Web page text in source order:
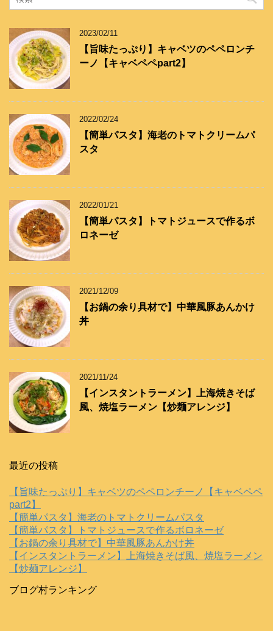
リ
2023/02/11
【旨味たっぷり】キャベツのペペロンチ
ーノ【キャベペペpart2】
2022/02/24
【簡単パスタ】海老のトマトクリームパ
スタ
2022/01/21
【簡単パスタ】トマトジュースで作るボ
ロネーゼ
2021/12/09
【お鍋の余り具材で】中華風豚あんかけ
丼
2021/11/24
【インスタントラーメン】上海焼きそば
風、焼塩ラーメン【炒麺アレンジ】
最近の投稿
【旨味たっぷり】キャベツのペペロンチーノ【キャベペペ
part2】
【簡単パスタ】海老のトマトクリームパスタ
【簡単パスタ】トマトジュースで作るボロネーゼ
【お鍋の余り具材で】中華風豚あんかけ丼
【インスタントラーメン】上海焼きそば風、焼塩ラーメン
【炒麺アレンジ】
ブログ村ランキング